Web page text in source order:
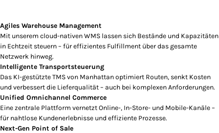
Agiles Warehouse Management
Mit unserem cloud-nativen WMS lassen sich Bestände und Kapazitäten
in Echtzeit steuern – für effizientes Fulfillment über das gesamte
Netzwerk hinweg.
Intelligente Transportsteuerung
Das KI-gestützte TMS von Manhattan optimiert Routen, senkt Kosten
und verbessert die Lieferqualität – auch bei komplexen Anforderungen.
Unified Omnichannel Commerce
Eine zentrale Plattform vernetzt Online-, In-Store- und Mobile-Kanäle –
für nahtlose Kundenerlebnisse und effiziente Prozesse.
Next-Gen Point of Sale